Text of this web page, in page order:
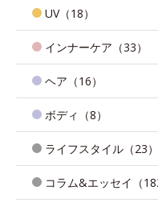
UV（18）
インナーケア（33）
ヘア（16）
ボディ（8）
ライフスタイル（23）
コラム&エッセイ（